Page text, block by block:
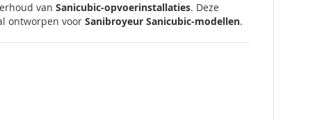
van Sanicubic-opvoerinstallaties. Deze
ontworpen voor Sanibroyeur Sanicubic-modellen.